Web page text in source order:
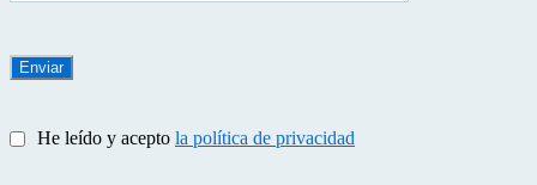
He leído y acepto la política de privacidad